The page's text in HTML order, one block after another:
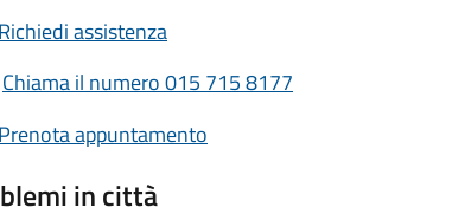
assistenza
Chiama il numero 015 715 8177
appuntamento
in città